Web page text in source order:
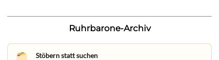
Ruhrbarone-Archiv
Stöbern statt suchen